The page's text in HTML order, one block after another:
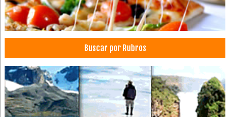
Buscar por Rubros